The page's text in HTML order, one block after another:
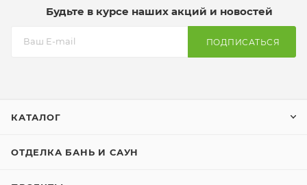
Будьте в курсе наших акций и новостей
ПОДПИСАТЬСЯ
КАТАЛОГ
ОТДЕЛКА БАНЬ И САУН